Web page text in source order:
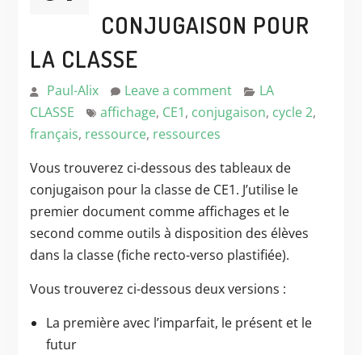
CONJUGAISON POUR
LA CLASSE
Paul-Alix Leave a comment
LA
CLASSE
affichage, CE1, conjugaison, cycle 2,
français, ressource, ressources
Vous trouverez ci-dessous des tableaux de
conjugaison pour la classe de CE1. J’utilise le
premier document comme affichages et le
second comme outils à disposition des élèves
dans la classe (fiche recto-verso plastifiée).
Vous trouverez ci-dessous deux versions :
La première avec l’imparfait, le présent et le
futur